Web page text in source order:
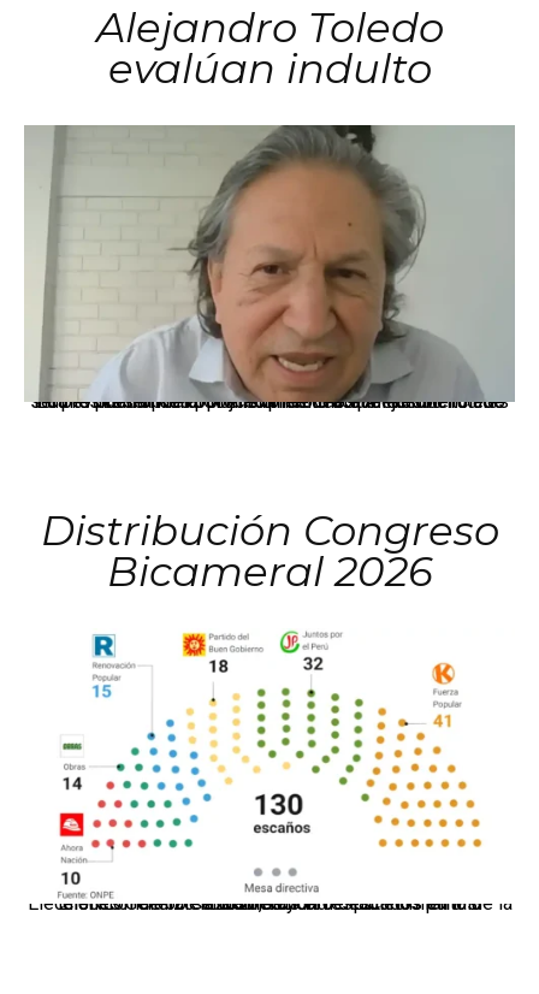
Alejandro Toledo
evalúan indulto
La presidenta Keiko Fujimori informó que la solicitud de indulto presentada por el expresidente Alejandro Toledo será evaluada por la Comisión de Gracias Presidenciales conforme al procedimiento establecido.
Distribución Congreso
Bicameral 2026
El JNE oficializó la distribución de escaños para la elección de 60 senadores y 130 diputados en las Elecciones Generales 2026, tras el restablecimiento de la Bicameralidad.